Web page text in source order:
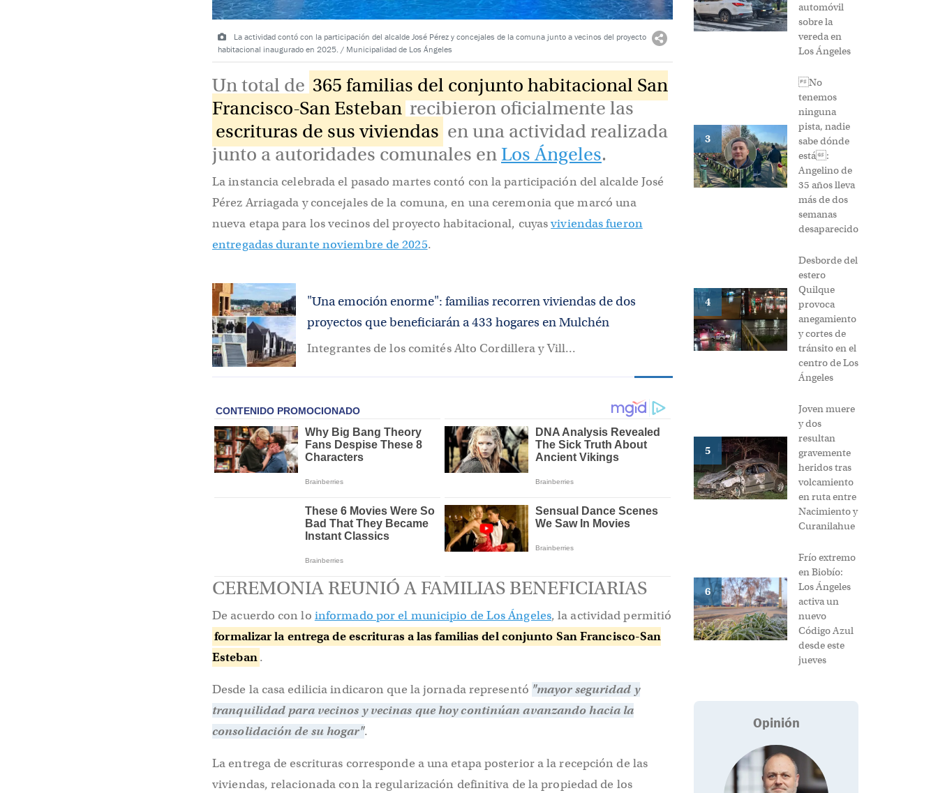
La actividad contó con la participación del alcalde José Pérez y concejales de la comuna junto a vecinos del proyecto
habitacional inaugurado en 2025. / Municipalidad de Los Ángeles
Un total de 365 familias del conjunto habitacional San
Francisco-San Esteban recibieron oficialmente las
escrituras de sus viviendas en una actividad realizada
junto a autoridades comunales en Los Ángeles.
La instancia celebrada el pasado martes contó con la participación del alcalde José
Pérez Arriagada y concejales de la comuna, en una ceremonia que marcó una
nueva etapa para los vecinos del proyecto habitacional, cuyasviviendas fueron
entregadas durante noviembre de 2025.
"Una emoción enorme": familias recorren viviendas de dos
proyectos que beneficiarán a 433 hogares en Mulchén
Integrantes de los comités Alto Cordillera y Vill...
CEREMONIA REUNIÓ A FAMILIAS BENEFICIARIAS
De acuerdo con lo informado por el municipio de Los Ángeles, la actividad permitió
formalizar la entrega de escrituras a las familias del conjunto San Francisco-San
Esteban .
Desde la casa edilicia indicaron que la jornada representó "mayor seguridad y
tranquilidad para vecinos y vecinas que hoy continúan avanzando hacia la
consolidación de su hogar".
La entrega de escrituras corresponde a una etapa posterior a la recepción de las
viviendas, relacionada con la regularización definitiva de la propiedad de los
automóvil
sobre la
vereda en
Los Ángeles
3
No
tenemos
ninguna
pista, nadie
sabe dónde
está:
Angelino de
35 años lleva
más de dos
semanas
desaparecido
4
Desborde del
estero
Quilque
provoca
anegamiento
y cortes de
tránsito en el
centro de Los
Ángeles
5
Joven muere
y dos
resultan
gravemente
heridos tras
volcamiento
en ruta entre
Nacimiento y
Curanilahue
6
Frío extremo
en Biobío:
Los Ángeles
activa un
nuevo
Código Azul
desde este
jueves
Opinión